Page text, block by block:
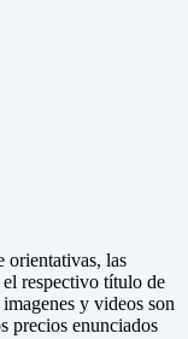
orientativas, las
el respectivo título de
y videos son
precios enunciados